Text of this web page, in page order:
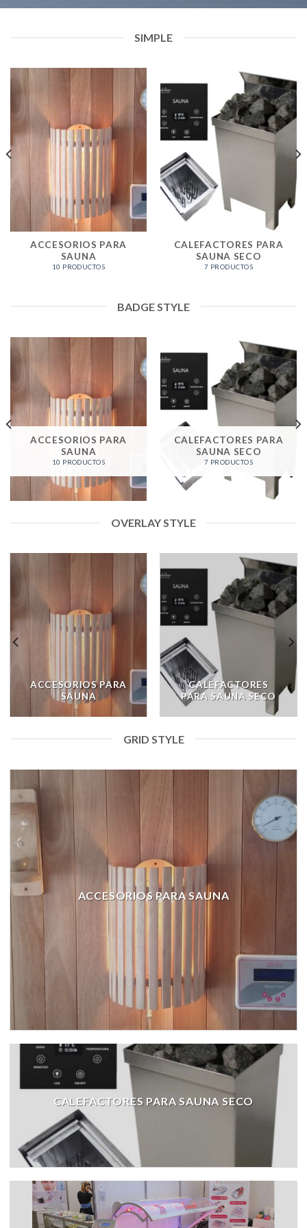
SIMPLE
ACCESORIOS PARA
SAUNA
10 PRODUCTOS
CALEFACTORES PARA
SAUNA SECO
7 PRODUCTOS
BADGE STYLE
ACCESORIOS PARA
SAUNA
10 PRODUCTOS
CALEFACTORES PARA
SAUNA SECO
7 PRODUCTOS
OVERLAY STYLE
ACCESORIOS PARA
SAUNA
CALEFACTORES
PARA SAUNA SECO
GRID STYLE
ACCESORIOS PARA SAUNA
CALEFACTORES PARA SAUNA SECO